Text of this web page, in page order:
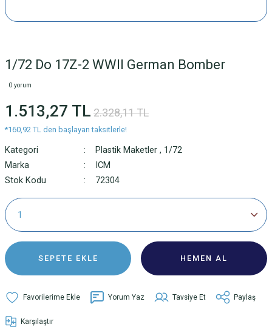
1/72 Do 17Z-2 WWII German Bomber
0 yorum
1.513,27 TL 2.328,11 TL
*160,92 TL den başlayan taksitlerle!
Kategori Plastik Maketler , 1/72
Marka
ICM
Stok Kodu
72304
SEPETE EKLE HEMEN AL
Yorum Yaz Tavsiye Et Paylaş
Karşılaştır